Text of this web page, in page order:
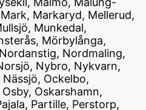
Markaryd, Mellerud,
Munkedal,
Mörbylånga,
Nordmaling,
Nybro, Nykvarn,
Ockelbo,
Oskarshamn,
Partille, Perstorp,